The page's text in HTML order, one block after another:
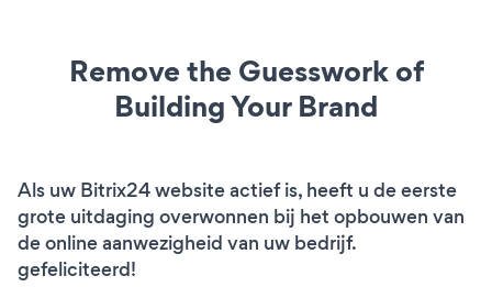
Remove the Guesswork of
Building Your Brand
Als uw Bitrix24 website actief is, heeft u de eerste
grote uitdaging overwonnen bij het opbouwen van
de online aanwezigheid van uw bedrijf.
gefeliciteerd!